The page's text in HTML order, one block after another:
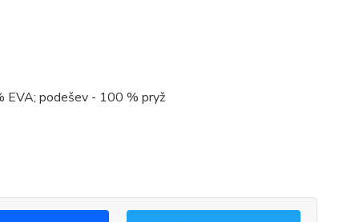
EVA; podešev - 100 % pryž